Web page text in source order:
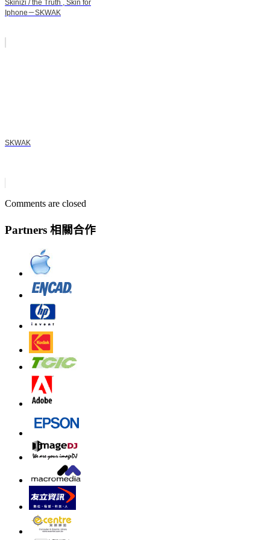
Skinizi / the Truth , Skin for
Iphone－SKWAK
SKWAK
Comments are closed
Partners 相關合作